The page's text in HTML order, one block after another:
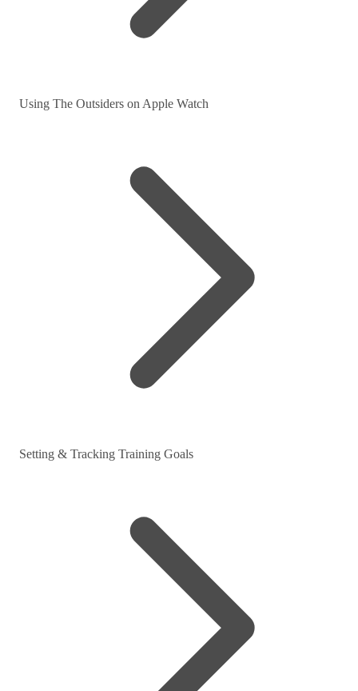
Using The Outsiders on Apple Watch
Setting & Tracking Training Goals